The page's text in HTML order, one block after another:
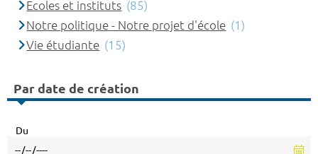
Ecoles et instituts (85)
Notre politique - Notre projet d'école (1)
Vie étudiante (15)
Par date de création
Du